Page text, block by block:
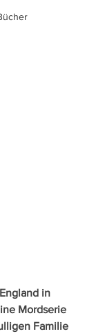
in
Mordserie
Familie